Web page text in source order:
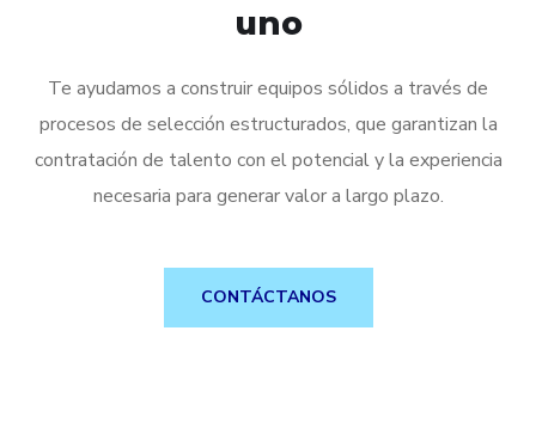
uno
Te ayudamos a construir equipos sólidos a través de
procesos de selección estructurados, que garantizan la
contratación de talento con el potencial y la experiencia
necesaria para generar valor a largo plazo.
CONTÁCTANOS